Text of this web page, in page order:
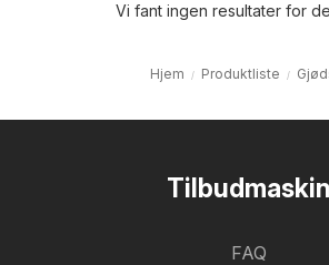
Vi fant ingen resultater for
Hjem Produktliste
Tilbudmaskin
FAQ